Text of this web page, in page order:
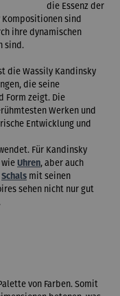
die Essenz der
sind
ihre dynamischen
sind.
die Wassily Kandinsky
die seine
Form zeigt. Die
Werken und
Entwicklung und
Für Kandinsky
wie Uhren, aber auch
Schals mit seinen
sehen nicht nur gut
von Farben. Somit